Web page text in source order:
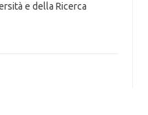
e della Ricerca